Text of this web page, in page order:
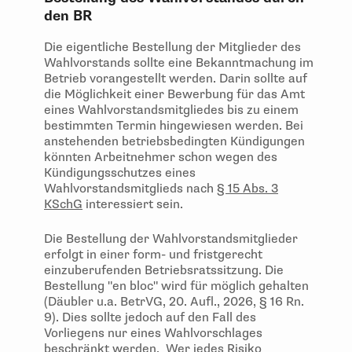
den BR
Die eigentliche Bestellung der Mitglieder des
Wahlvorstands sollte eine Bekanntmachung im
Betrieb vorangestellt werden. Darin sollte auf
die Möglichkeit einer Bewerbung für das Amt
eines Wahlvorstandsmitgliedes bis zu einem
bestimmten Termin hingewiesen werden. Bei
anstehenden betriebsbedingten Kündigungen
könnten Arbeitnehmer schon wegen des
Kündigungsschutzes eines
Wahlvorstandsmitglieds nach § 15 Abs. 3
KSchG interessiert sein.
Die Bestellung der Wahlvorstandsmitglieder
erfolgt in einer form- und fristgerecht
einzuberufenden Betriebsratssitzung. Die
Bestellung "en bloc" wird für möglich gehalten
(Däubler u.a. BetrVG, 20. Aufl., 2026, § 16 Rn.
9). Dies sollte jedoch auf den Fall des
Vorliegens nur eines Wahlvorschlages